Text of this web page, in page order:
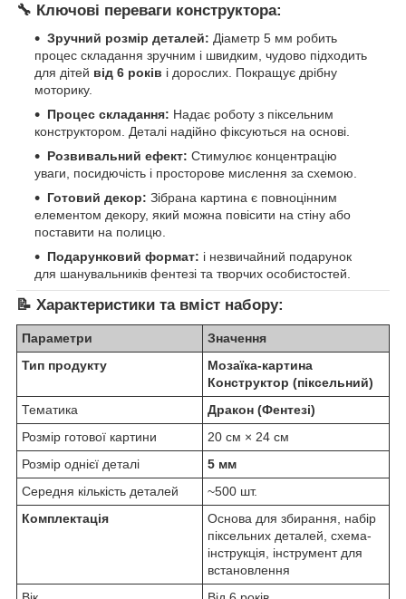
🔧 Ключові переваги конструктора:
Зручний розмір деталей: Діаметр 5 мм робить
процес складання зручним і швидким, чудово підходить
для дітей від 6 років і дорослих. Покращує дрібну
моторику.
Процес складання: Надає роботу з піксельним
конструктором. Деталі надійно фіксуються на основі.
Розвивальний ефект: Стимулює концентрацію
уваги, посидючість і просторове мислення за схемою.
Готовий декор: Зібрана картина є повноцінним
елементом декору, який можна повісити на стіну або
поставити на полицю.
Подарунковий формат: і незвичайний подарунок
для шанувальників фентезі та творчих особистостей.
📝 Характеристики та вміст набору:
Параметри
Значення
Тип продукту
Мозаїка-картина
Конструктор (піксельний)
Тематика
Дракон (Фентезі)
Розмір готової картини
20 см × 24 см
Розмір однієї деталі
5 мм
Середня кількість деталей
~500 шт.
Комплектація
Основа для збирання, набір
піксельних деталей, схема-
інструкція, інструмент для
встановлення